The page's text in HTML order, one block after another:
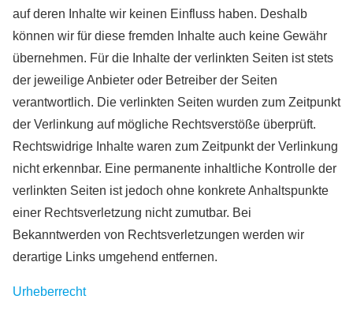
auf deren Inhalte wir keinen Einfluss haben. Deshalb
können wir für diese fremden Inhalte auch keine Gewähr
übernehmen. Für die Inhalte der verlinkten Seiten ist stets
der jeweilige Anbieter oder Betreiber der Seiten
verantwortlich. Die verlinkten Seiten wurden zum Zeitpunkt
der Verlinkung auf mögliche Rechtsverstöße überprüft.
Rechtswidrige Inhalte waren zum Zeitpunkt der Verlinkung
nicht erkennbar. Eine permanente inhaltliche Kontrolle der
verlinkten Seiten ist jedoch ohne konkrete Anhaltspunkte
einer Rechtsverletzung nicht zumutbar. Bei
Bekanntwerden von Rechtsverletzungen werden wir
derartige Links umgehend entfernen.
Urheberrecht